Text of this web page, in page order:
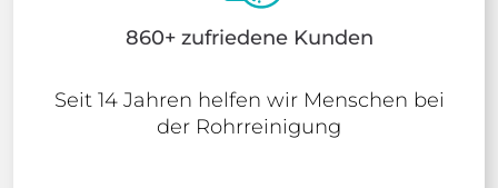
860+ zufriedene Kunden
Seit 14 Jahren helfen wir Menschen bei
der Rohrreinigung